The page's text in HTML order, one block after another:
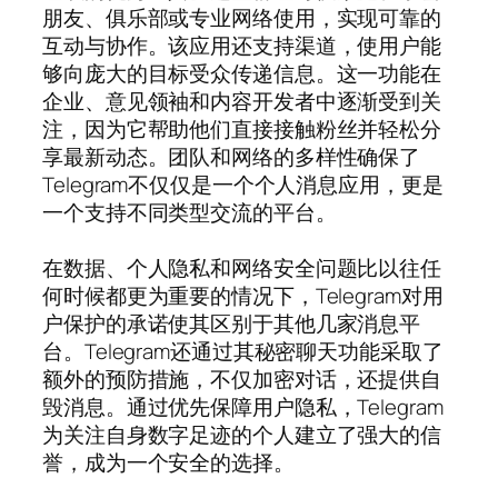
朋友、俱乐部或专业网络使用，实现可靠的
互动与协作。该应用还支持渠道，使用户能
够向庞大的目标受众传递信息。这一功能在
企业、意见领袖和内容开发者中逐渐受到关
注，因为它帮助他们直接接触粉丝并轻松分
享最新动态。团队和网络的多样性确保了
Telegram不仅仅是一个个人消息应用，更是
一个支持不同类型交流的平台。
在数据、个人隐私和网络安全问题比以往任
何时候都更为重要的情况下，Telegram对用
户保护的承诺使其区别于其他几家消息平
台。Telegram还通过其秘密聊天功能采取了
额外的预防措施，不仅加密对话，还提供自
毁消息。通过优先保障用户隐私，Telegram
为关注自身数字足迹的个人建立了强大的信
誉，成为一个安全的选择。